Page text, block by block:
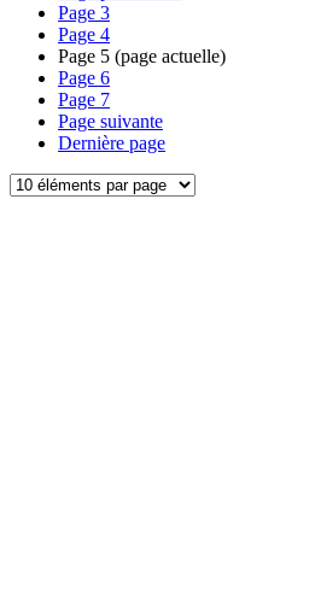
Page 3
Page 4
Page 5 (page actuelle)
Page 6
Page 7
Page suivante
Dernière page